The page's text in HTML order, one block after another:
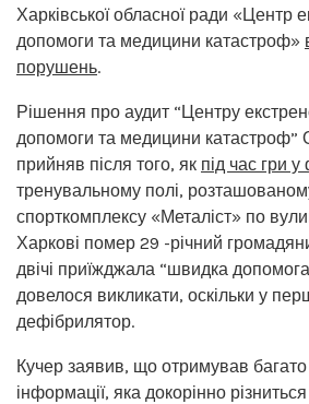
Харківської обласної ради «Центр
допомоги та медицини катастроф»
порушень.
Рішення про аудит “Центру
допомоги та медицини катастроф”
прийняв після того, як під час гри
тренувальному полі,
спорткомплексу «Металіст» по
Харкові помер 29 -річний
двічі приїжджала “швидка
довелося викликати, оскільки у
дефібрилятор.
Кучер заявив, що отримував багато
інформації, яка докорінно різниться